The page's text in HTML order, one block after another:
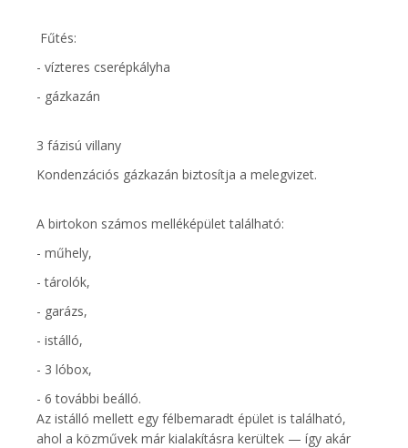
Fűtés:
- vízteres cserépkályha
- gázkazán
3 fázisú villany
Kondenzációs gázkazán biztosítja a melegvizet.
A birtokon számos melléképület található:
- műhely,
- tárolók,
- garázs,
- istálló,
- 3 lóbox,
- 6 további beálló.
Az istálló mellett egy félbemaradt épület is található,
ahol a közművek már kialakításra kerültek — így akár